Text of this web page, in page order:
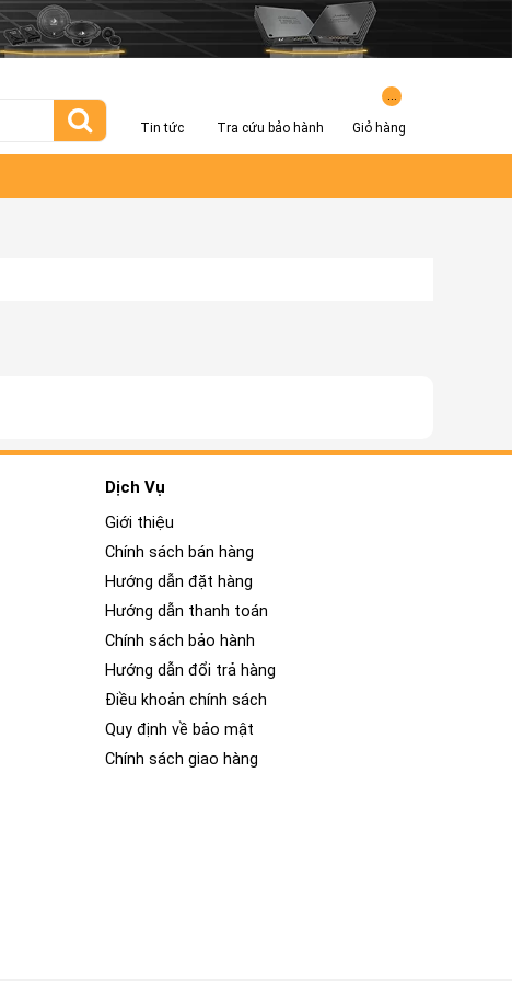
Tin tức Tra cứu bảo hành Giỏ hàng
Dịch Vụ
Giới thiệu
Chính sách bán hàng
Hướng dẫn đặt hàng
Hướng dẫn thanh toán
Chính sách bảo hành
Hướng dẫn đổi trả hàng
Điều khoản chính sách
Quy định về bảo mật
Chính sách giao hàng